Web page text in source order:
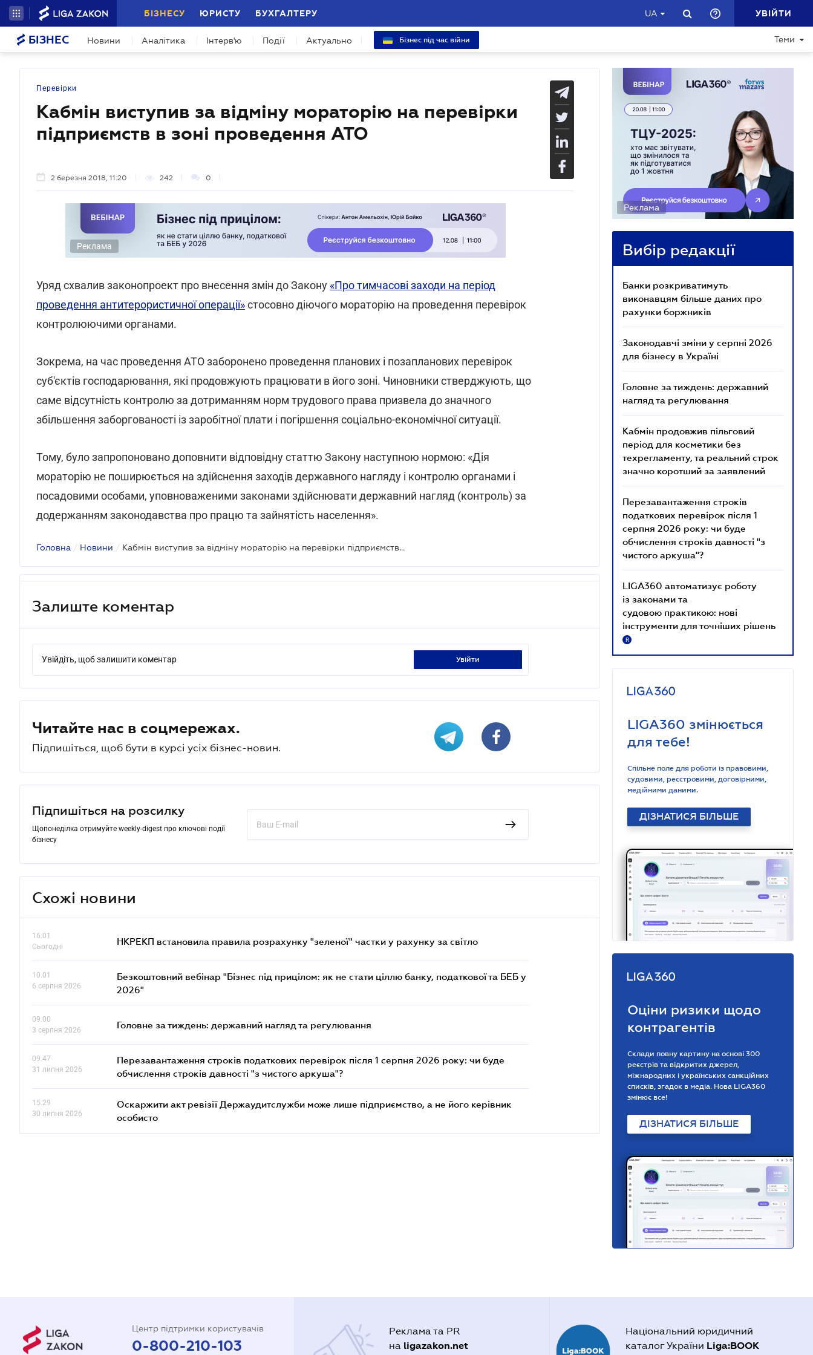
БІЗНЕСУ ЮРИСТУ БУХГАЛТЕРУ UA УВІЙТИ
БІЗНЕС Новини Аналітика Інтерв'ю Події Актуально Бізнес під час війни Теми
Перевірки
Кабмін виступив за відміну мораторію на перевірки
підприємств в зоні проведення АТО
2 березня 2018, 11:20 242 0
Реклама
Уряд схвалив законопроект про внесення змін до Закону «Про тимчасові заходи на період
проведення антитерористичної операції»стосовно діючого мораторію на проведення перевірок
контролюючими органами.
Зокрема, на час проведення АТО заборонено проведення планових і позапланових перевірок
суб'єктів господарювання, які продовжують працювати в його зоні. Чиновники стверджують, що
саме відсутність контролю за дотриманням норм трудового права призвела до значного
збільшення заборгованості із заробітної плати і погіршення соціально-економічної ситуації.
Тому, було запропоновано доповнити відповідну статтю Закону наступною нормою: «Дія
мораторію не поширюється на здійснення заходів державного нагляду і контролю органами і
посадовими особами, уповноваженими законами здійснювати державний нагляд (контроль) за
додержанням законодавства про працю та зайнятість населення».
Головна / Новини / Кабмін виступив за відміну мораторію на перевірки підприємств в зоні проведення АТО
Залиште коментар
Увійдіть, щоб залишити коментар увійти
Читайте нас в соцмережах.
Підпишіться, щоб бути в курсі усіх бізнес-новин.
Підпишіться на розсилку
Щопонеділка отримуйте weekly-digest про ключові події
бізнесу
Схожі новини
16.01
Сьогодні
НКРЕКП встановила правила розрахунку "зеленої" частки у рахунку за світло
10.01
6 серпня 2026
Безкоштовний вебінар "Бізнес під прицілом: як не стати ціллю банку, податкової та БЕБ у
2026"
09.00
3 серпня 2026
Головне за тиждень: державний нагляд та регулювання
09.47
31 липня 2026
Перезавантаження строків податкових перевірок після 1 серпня 2026 року: чи буде
обчислення строків давності "з чистого аркуша"?
15.29
30 липня 2026
Оскаржити акт ревізії Держаудитслужби може лише підприємство, а не його керівник
особисто
Реклама
Вибір редакції
Банки розкриватимуть
виконавцям більше даних про
рахунки боржників
Законодавчі зміни у серпні 2026
для бізнесу в Україні
Головне за тиждень: державний
нагляд та регулювання
Кабмін продовжив пільговий
період для косметики без
техрегламенту, та реальний строк
значно коротший за заявлений
Перезавантаження строків
податкових перевірок після 1
серпня 2026 року: чи буде
обчислення строків давності "з
чистого аркуша"?
LIGA360 автоматизує роботу
із законами та
судовою практикою: нові
інструменти для точніших рішень
R
LIGA360 змінюється
для тебе!
Спільне поле для роботи із правовими,
судовими, реєстровими, договірними,
медійними даними.
ДІЗНАТИСЯ БІЛЬШЕ
Оціни ризики щодо
контрагентів
Склади повну картину на основі 300
реєстрів та відкритих джерел,
міжнародних і українських санкційних
списків, згадок в медіа. Нова LIGA360
змінює все!
ДІЗНАТИСЯ БІЛЬШЕ
Центр підтримки користувачів
0-800-210-103
Реклама та PR
на ligazakon.net
Національний юридичний
каталог України Liga:BOOK